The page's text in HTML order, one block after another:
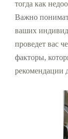
тогда как
Важно
ваших
проведет вас
факторы,
рекомендации